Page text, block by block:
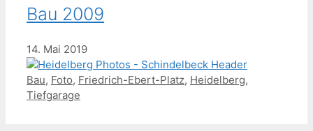
Bau 2009
14. Mai 2019
Schlagwörter
Bau, Foto, Friedrich-Ebert-Platz, Heidelberg,
Tiefgarage